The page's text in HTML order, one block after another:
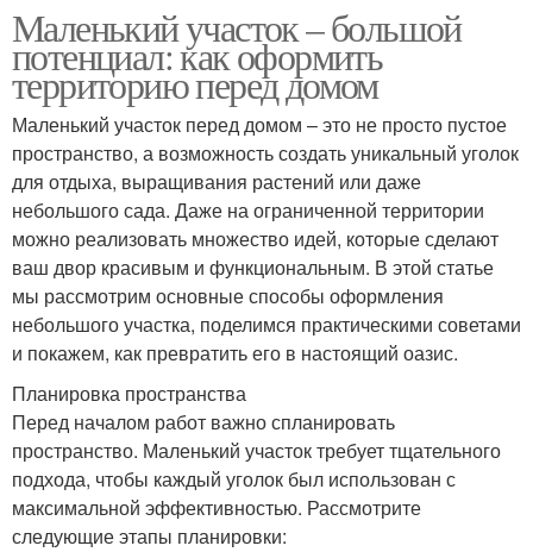
Маленький участок – большой
потенциал: как оформить
территорию перед домом
Маленький участок перед домом – это не просто пустое
пространство, а возможность создать уникальный уголок
для отдыха, выращивания растений или даже
небольшого сада. Даже на ограниченной территории
можно реализовать множество идей, которые сделают
ваш двор красивым и функциональным. В этой статье
мы рассмотрим основные способы оформления
небольшого участка, поделимся практическими советами
и покажем, как превратить его в настоящий оазис.
Планировка пространства
Перед началом работ важно спланировать
пространство. Маленький участок требует тщательного
подхода, чтобы каждый уголок был использован с
максимальной эффективностью. Рассмотрите
следующие этапы планировки: